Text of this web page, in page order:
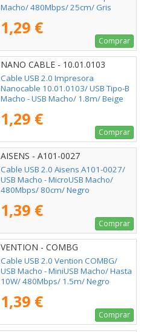
Macho/ 480Mbps/ 25cm/ Gris
1,29 €
Comprar
NANO CABLE - 10.01.0103
Cable USB 2.0 Impresora
Nanocable 10.01.0103/ USB Tipo-B
Macho - USB Macho/ 1.8m/ Beige
1,29 €
Comprar
AISENS - A101-0027
Cable USB 2.0 Aisens A101-0027/
USB Macho - MicroUSB Macho/
480Mbps/ 80cm/ Negro
1,39 €
Comprar
VENTION - COMBG
Cable USB 2.0 Vention COMBG/
USB Macho - MiniUSB Macho/ Hasta
10W/ 480Mbps/ 1.5m/ Negro
1,39 €
Comprar